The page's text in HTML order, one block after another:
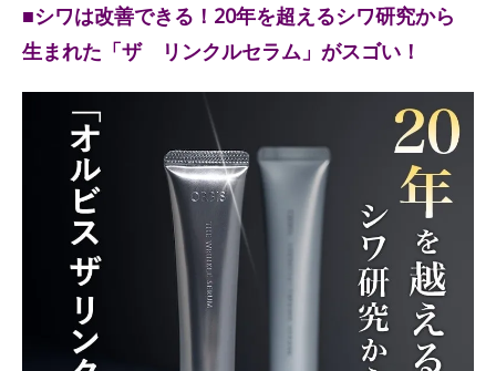
■シワは改善できる！20年を超えるシワ研究から
生まれた「ザ リンクルセラム」がスゴい！